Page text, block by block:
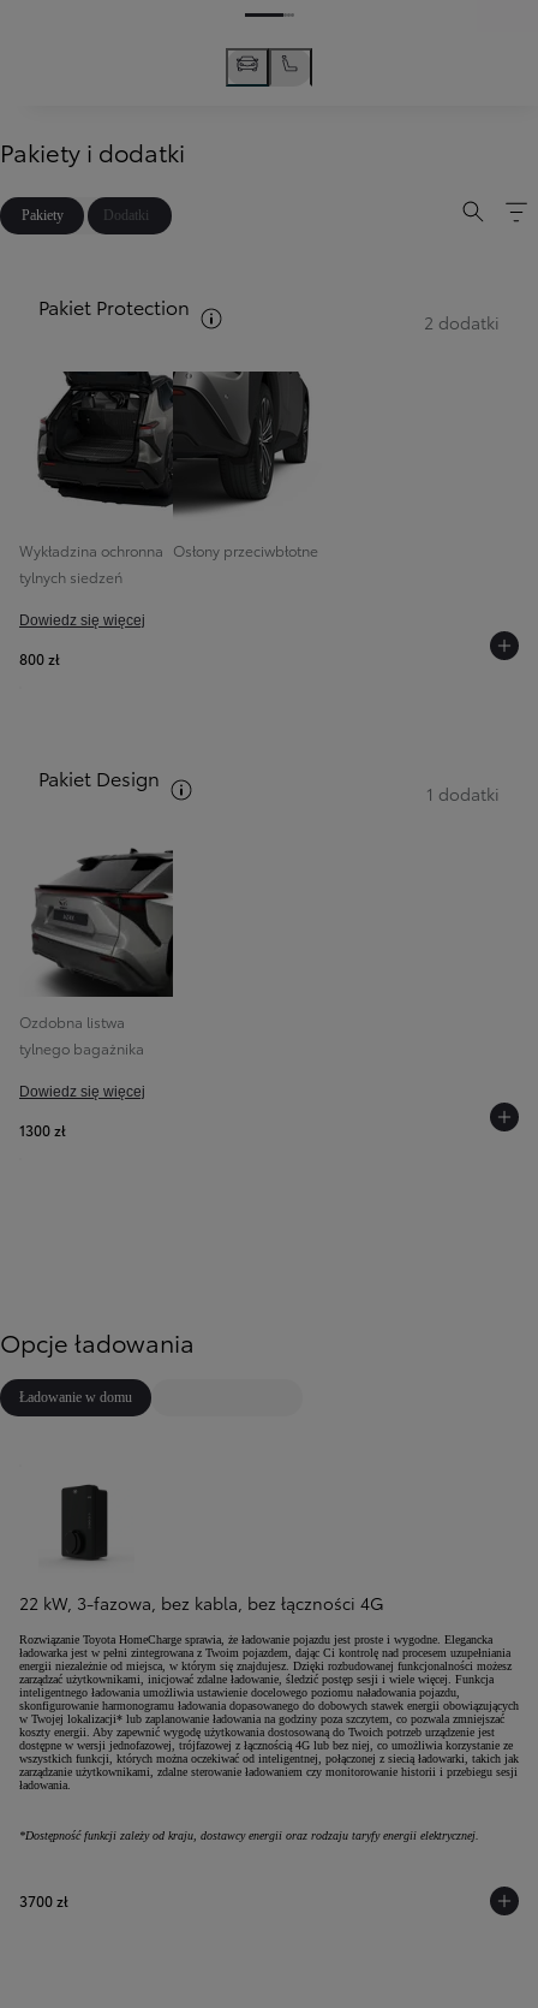
Pakiety i dodatki
Pakiety Dodatki
Pakiet Protection
2 dodatki
Wykładzina ochronna
tylnych siedzeń
Osłony przeciwbłotne
Dowiedz się więcej
800 zł
Pakiet Design
1 dodatki
Ozdobna listwa
tylnego bagażnika
Dowiedz się więcej
1300 zł
Opcje ładowania
Ładowanie w domu
22 kW, 3-fazowa, bez kabla, bez łączności 4G
Rozwiązanie Toyota HomeCharge sprawia, że ładowanie pojazdu jest proste i wygodne. Elegancka
ładowarka jest w pełni zintegrowana z Twoim pojazdem, dając Ci kontrolę nad procesem uzupełniania
energii niezależnie od miejsca, w którym się znajdujesz. Dzięki rozbudowanej funkcjonalności możesz
zarządzać użytkownikami, inicjować zdalne ładowanie, śledzić postęp sesji i wiele więcej. Funkcja
inteligentnego ładowania umożliwia ustawienie docelowego poziomu naładowania pojazdu,
skonfigurowanie harmonogramu ładowania dopasowanego do dobowych stawek energii obowiązujących
w Twojej lokalizacji* lub zaplanowanie ładowania na godziny poza szczytem, co pozwala zmniejszać
koszty energii. Aby zapewnić wygodę użytkowania dostosowaną do Twoich potrzeb urządzenie jest
dostępne w wersji jednofazowej, trójfazowej z łącznością 4G lub bez niej, co umożliwia korzystanie ze
wszystkich funkcji, których można oczekiwać od inteligentnej, połączonej z siecią ładowarki, takich jak
zarządzanie użytkownikami, zdalne sterowanie ładowaniem czy monitorowanie historii i przebiegu sesji
ładowania.
*Dostępność funkcji zależy od kraju, dostawcy energii oraz rodzaju taryfy energii elektrycznej.
3700 zł